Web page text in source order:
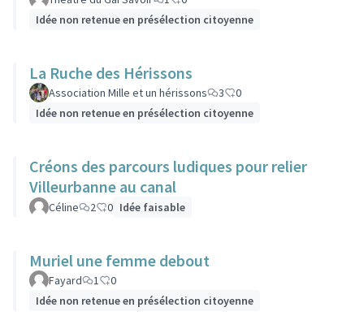
Idée non retenue en présélection citoyenne
La Ruche des Hérissons
Association Mille et un hérissons 3
0
Idée non retenue en présélection citoyenne
Créons des parcours ludiques pour relier
Villeurbanne au canal
Céline 2 0 Idée faisable
Muriel une femme debout
Fayard 1
0
Idée non retenue en présélection citoyenne